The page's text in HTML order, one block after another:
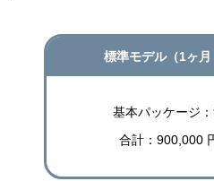
標準モデル（1ヶ月
基本パッケージ
合計：900,000